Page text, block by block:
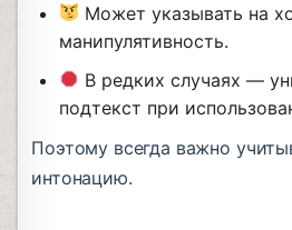
Может указывать на
манипулятивность.
В редких случаях —
подтекст при
Поэтому всегда важно
интонацию.